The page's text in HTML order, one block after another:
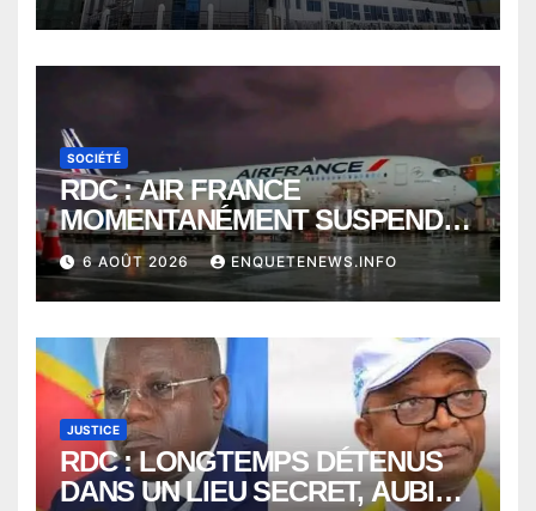
SOCIÉTÉ
RDC : AIR FRANCE
MOMENTANÉMENT SUSPENDU
ENTRE KINSHASA ET PARIS ?
6 AOÛT 2026 ENQUETENEWS.INFO
JUSTICE
RDC : LONGTEMPS DÉTENUS
DANS UN LIEU SECRET, AUBIN